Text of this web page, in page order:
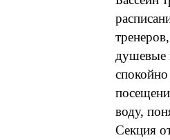
душевые
воду,
Секция